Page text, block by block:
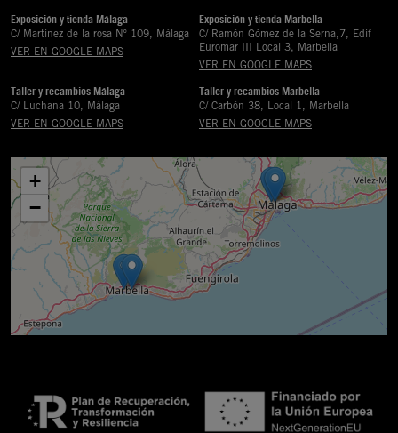
Exposición y tienda Málaga
C/ Martinez de la rosa Nº 109, Málaga
VER EN GOOGLE MAPS
Exposición y tienda Marbella
C/ Ramón Gómez de la Serna,7, Edif
Euromar III Local 3, Marbella
VER EN GOOGLE MAPS
Taller y recambios Málaga
C/ Luchana 10, Málaga
VER EN GOOGLE MAPS
Taller y recambios Marbella
C/ Carbón 38, Local 1, Marbella
VER EN GOOGLE MAPS
+
−